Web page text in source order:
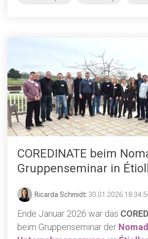
COREDINATE beim
Gruppenseminar in
Ricarda Schmidt: 30.01.2026
Ende Januar 2026 war das
beim Gruppenseminar der